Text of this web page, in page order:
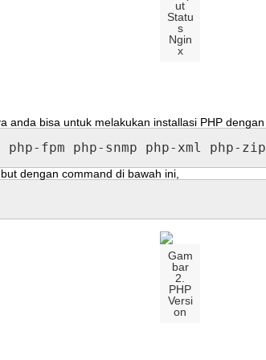
ut
Statu
s
Ngin
x
anda bisa untuk melakukan installasi PHP dengan
php- fpm php- snmp php- xml php- zip
dengan command di bawah ini
Gam
bar
2
PHP
Versi
on